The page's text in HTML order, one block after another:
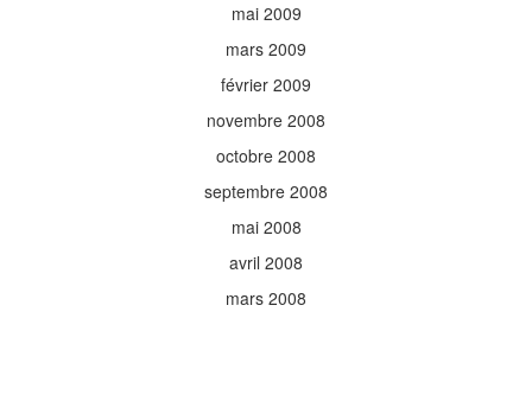
mai 2009
mars 2009
février 2009
novembre 2008
octobre 2008
septembre 2008
mai 2008
avril 2008
mars 2008